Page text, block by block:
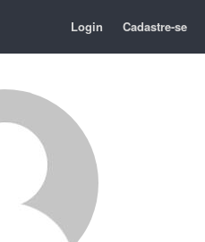
Login Cadastre-se